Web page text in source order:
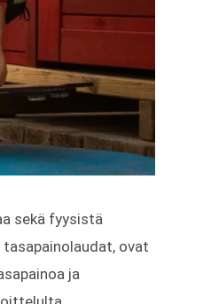
sekä fyysistä
ovat
ja